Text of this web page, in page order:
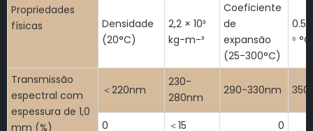
Propriedades
físicas
Densidade
(20°C)
2,2 × 10³
kg-m-³
Coeficiente
de
expansão
(25-300°C)
⁶
Transmissão
espectral com
espessura de 1,0
mm (%)
＜220nm
230-
280nm
290-330nm
0 ＜15 0